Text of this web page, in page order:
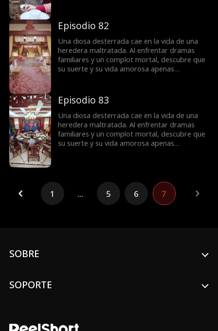
Episodio 82
Una diosa desterrada cae en la vida de una
heredera maltratada. Al enfrentar dramas
familiares y un complot mortal, descubre que
su suerte y su vida amorosa apenas
Episodio 83
Una diosa desterrada cae en la vida de una
heredera maltratada. Al enfrentar dramas
familiares y un complot mortal, descubre que
su suerte y su vida amorosa apenas
1 ... 5 6 7
SOBRE
SOPORTE